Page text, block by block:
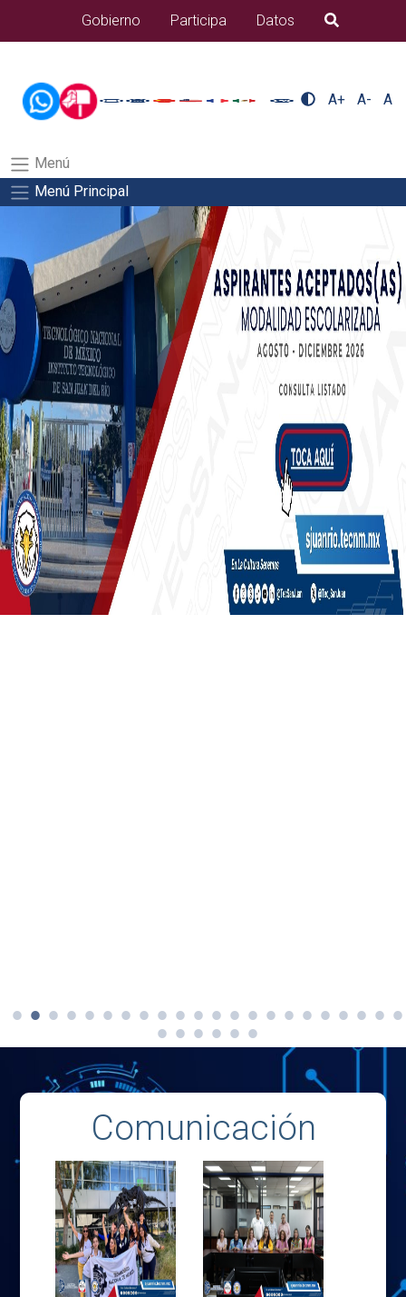
alumnos/residenciasSalida del comando:
Gobierno Participa Datos B�squeda
A+ A- A
Menú
Menú Principal
Comunicación